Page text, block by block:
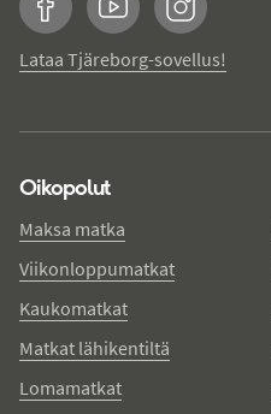
FacebookYouTubeInstagram
Lataa Tjäreborg-sovellus!
Oikopolut
Maksa matka
Viikonloppumatkat
Kaukomatkat
Matkat lähikentiltä
Lomamatkat